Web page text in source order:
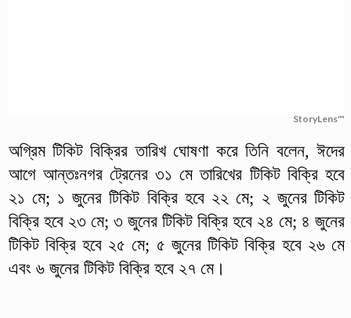
StoryLens™
অগ্রিম টিকিট বিক্রির তারিখ ঘোষণা করে তিনি বলেন, ঈদের
আগে আন্তঃনগর ট্রেনের ৩১ মে তারিখের টিকিট বিক্রি হবে
২১ মে; ১ জুনের টিকিট বিক্রি হবে ২২ মে; ২ জুনের টিকিট
বিক্রি হবে ২৩ মে; ৩ জুনের টিকিট বিক্রি হবে ২৪ মে; ৪ জুনের
টিকিট বিক্রি হবে ২৫ মে; ৫ জুনের টিকিট বিক্রি হবে ২৬ মে
এবং ৬ জুনের টিকিট বিক্রি হবে ২৭ মে।